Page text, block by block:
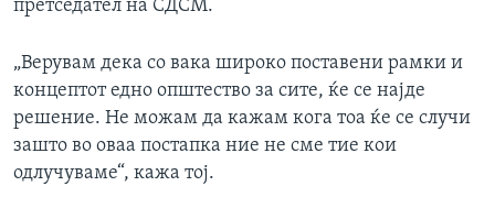
претседател на СДСМ.
„Верувам дека со вака широко поставени рамки и
концептот едно општество за сите, ќе се најде
решение. Не можам да кажам кога тоа ќе се случи
зашто во оваа постапка ние не сме тие кои
одлучуваме“, кажа тој.